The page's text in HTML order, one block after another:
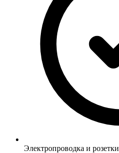
Электропроводка и розетки